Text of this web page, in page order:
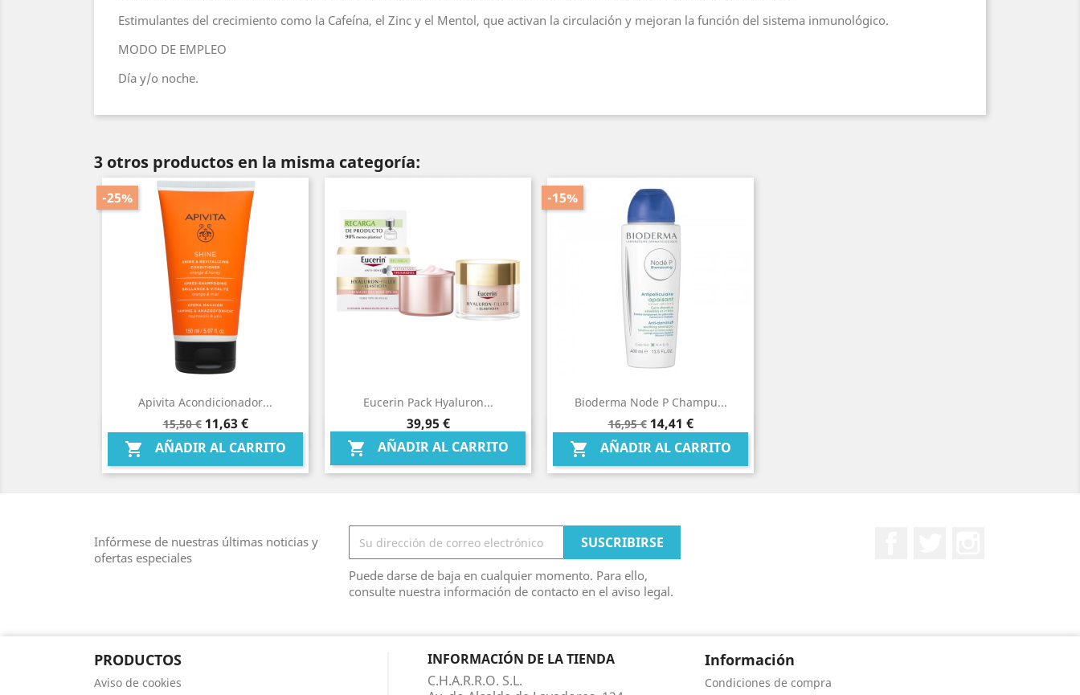
Estimulantes del crecimiento como la Cafeína, el Zinc y el Mentol, que activan la circulación y mejoran la función del sistema inmunológico.
MODO DE EMPLEO
Día y/o noche.
3 otros productos en la misma categoría:
Apivita Acondicionador...
Precio
base
15,50 €
-25%
Precio
11,63 €
 AÑADIR AL CARRITO
Vista rápida
Eucerin Pack Hyaluron...
Precio
39,95 €
 AÑADIR AL CARRITO
Vista rápida
Bioderma Node P Champu...
Precio
base
16,95 €
-15%
Precio
14,41 €
 AÑADIR AL CARRITO
Vista rápida
Infórmese de nuestras últimas noticias y
ofertas especiales
Puede darse de baja en cualquier momento. Para ello,
consulte nuestra información de contacto en el aviso legal.
PRODUCTOS
Aviso de cookies
INFORMACIÓN DE LA TIENDA
C.H.A.R.R.O. S.L.
Información
Condiciones de compra